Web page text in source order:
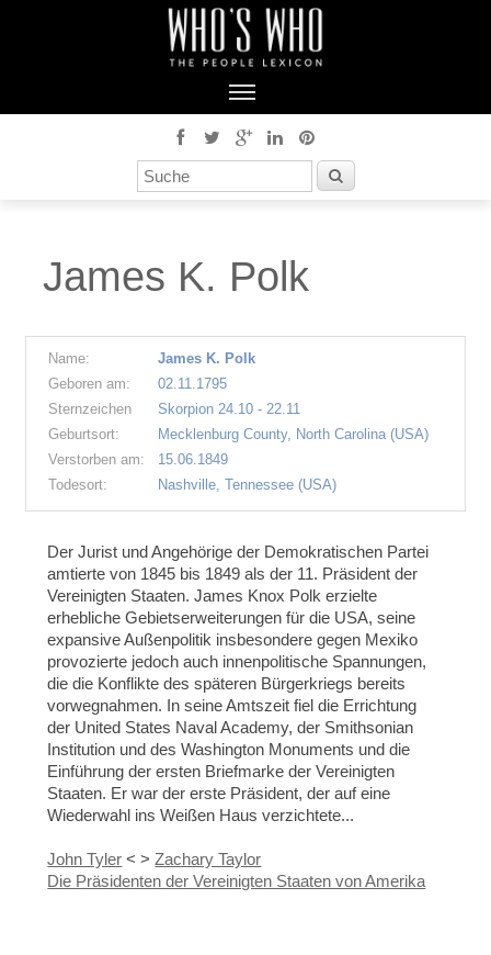
James K. Polk
Name:
James K. Polk
Geboren am:
02.11.1795
Sternzeichen
Skorpion 24.10 - 22.11
Geburtsort:
Mecklenburg County, North Carolina (USA)
Verstorben am:
15.06.1849
Todesort:
Nashville, Tennessee (USA)
Der Jurist und Angehörige der Demokratischen Partei
amtierte von 1845 bis 1849 als der 11. Präsident der
Vereinigten Staaten. James Knox Polk erzielte
erhebliche Gebietserweiterungen für die USA, seine
expansive Außenpolitik insbesondere gegen Mexiko
provozierte jedoch auch innenpolitische Spannungen,
die die Konflikte des späteren Bürgerkriegs bereits
vorwegnahmen. In seine Amtszeit fiel die Errichtung
der United States Naval Academy, der Smithsonian
Institution und des Washington Monuments und die
Einführung der ersten Briefmarke der Vereinigten
Staaten. Er war der erste Präsident, der auf eine
Wiederwahl ins Weißen Haus verzichtete...
John Tyler < > Zachary Taylor
Die Präsidenten der Vereinigten Staaten von Amerika